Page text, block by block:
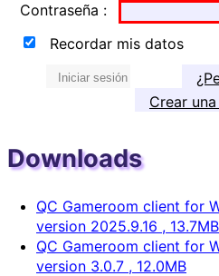
Contraseña :
Recordar mis datos
Iniciar sesión
Crear
Downloads
QC Gameroom client for
version 2025.9.16 , 13.7MB
QC Gameroom client for
version 3.0.7 , 12.0MB